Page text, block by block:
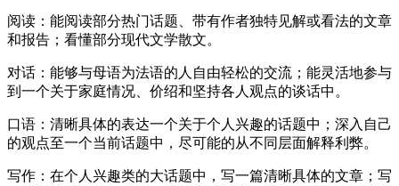
阅读：能阅读部分热门话题、带有作者独特见解或看法的文章
和报告；看懂部分现代文学散文。
对话：能够与母语为法语的人自由轻松的交流；能灵活地参与
到一个关于家庭情况、价绍和坚持各人观点的谈话中。
口语：清晰具体的表达一个关于个人兴趣的话题中；深入自己
的观点至一个当前话题中，尽可能的从不同层面解释利弊。
写作：在个人兴趣类的大话题中，写一篇清晰具体的文章；写